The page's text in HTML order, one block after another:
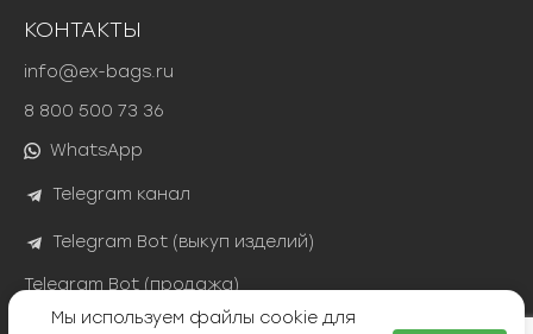
КОНТАКТЫ
info@ex-bags.ru
8 800 500 73 36
WhatsApp
Telegram канал
Telegram Bot (выкуп изделий)
Telegram Bot (продажа)
Мы используем файлы cookie для